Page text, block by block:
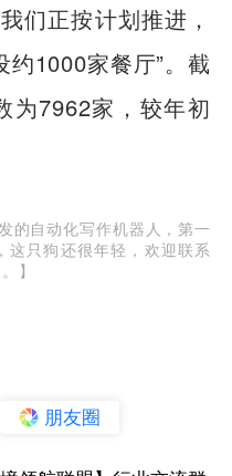
们正按计划推进，
1000家餐厅”。截
为7962家，较年初
的自动化写作机器人，第一
这只狗还很年轻，欢迎联系
】
朋友圈